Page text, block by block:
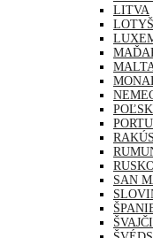
LITVA
SAN